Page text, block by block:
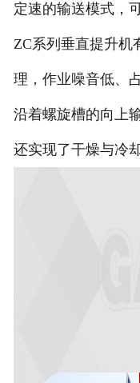
定速的输送模式，
ZC系列垂直提升机
理，作业噪音低、
沿着螺旋槽的向上
还实现了干燥与冷